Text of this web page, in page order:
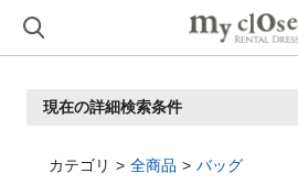
現在の詳細検索条件
カテゴリ 全商品 バッグ